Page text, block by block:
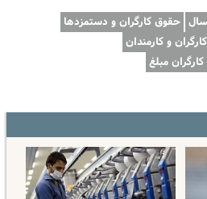
حقوق کارگران و دستمزدها
و کارمندان
مبلغ